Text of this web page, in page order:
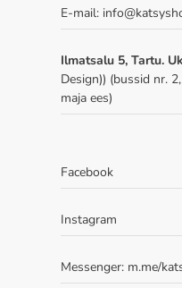
E-mail:
Ilmatsalu 5, Tartu.
Design)) (bussid nr.
maja ees)
Facebook
Instagram
Messenger: m.me/